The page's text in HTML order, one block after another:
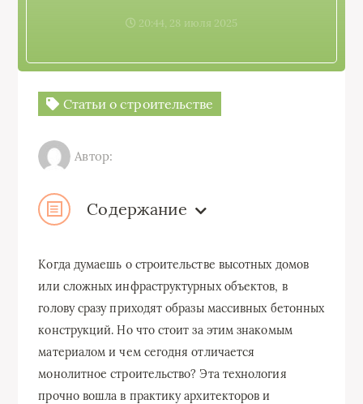
20:44, 28 июля 2025
Статьи о строительстве
Автор:
Содержание
Когда думаешь о строительстве высотных домов
или сложных инфраструктурных объектов, в
голову сразу приходят образы массивных бетонных
конструкций. Но что стоит за этим знакомым
материалом и чем сегодня отличается
монолитное строительство? Эта технология
прочно вошла в практику архитекторов и